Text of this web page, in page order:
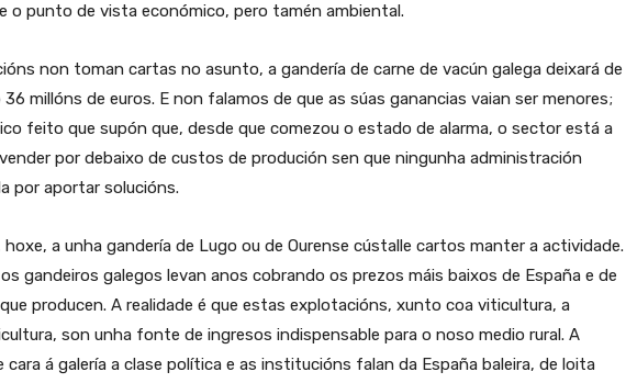
o punto de vista económico, pero tamén ambiental.
non toman cartas no asunto, a gandería de carne de vacún galega deixará de
millóns de euros. E non falamos de que as súas ganancias vaian ser menores;
feito que supón que, desde que comezou o estado de alarma, o sector está a
por debaixo de custos de produción sen que ningunha administración
por aportar solucións.
hoxe, a unha gandería de Lugo ou de Ourense cústalle cartos manter a actividade.
gandeiros galegos levan anos cobrando os prezos máis baixos de España e de
producen. A realidade é que estas explotacións, xunto coa viticultura, a
son unha fonte de ingresos indispensable para o noso medio rural. A
cara á galería a clase política e as institucións falan da España baleira, de loita